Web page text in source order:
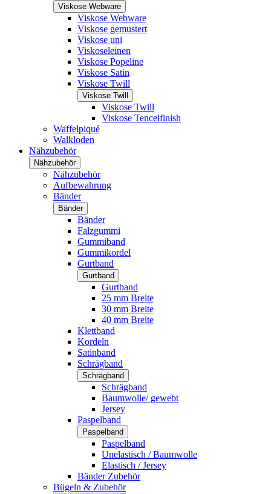
Viskose Webware
Viskose Webware
Viskose gemustert
Viskose uni
Viskoseleinen
Viskose Popeline
Viskose Satin
Viskose Twill
Viskose Twill
Viskose Twill
Viskose Tencelfinish
Waffelpiqué
Walkloden
Nähzubehör
Nähzubehör
Nähzubehör
Aufbewahrung
Bänder
Bänder
Bänder
Falzgummi
Gummiband
Gummikordel
Gurtband
Gurtband
Gurtband
25 mm Breite
30 mm Breite
40 mm Breite
Klettband
Kordeln
Satinband
Schrägband
Schrägband
Schrägband
Baumwolle/ gewebt
Jersey
Paspelband
Paspelband
Paspelband
Unelastisch / Baumwolle
Elastisch / Jersey
Bänder Zubehör
Bügeln & Zubehör